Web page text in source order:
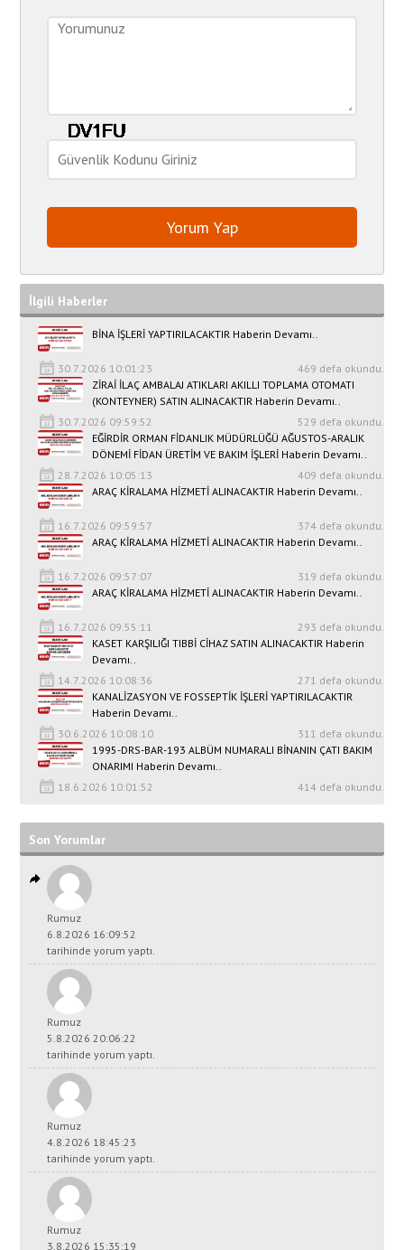
İlgili Haberler
BİNA İŞLERİ YAPTIRILACAKTIR Haberin Devamı..
30.7.2026 10:01:23
469 defa okundu.
ZİRAİ İLAÇ AMBALAJ ATIKLARI AKILLI TOPLAMA OTOMATI
(KONTEYNER) SATIN ALINACAKTIR Haberin Devamı..
30.7.2026 09:59:52
529 defa okundu.
EĞİRDİR ORMAN FİDANLIK MÜDÜRLÜĞÜ AĞUSTOS-ARALIK
DÖNEMİ FİDAN ÜRETİM VE BAKIM İŞLERİ Haberin Devamı..
28.7.2026 10:05:13
409 defa okundu.
ARAÇ KİRALAMA HİZMETİ ALINACAKTIR Haberin Devamı..
16.7.2026 09:59:57
374 defa okundu.
ARAÇ KİRALAMA HİZMETİ ALINACAKTIR Haberin Devamı..
16.7.2026 09:57:07
319 defa okundu.
ARAÇ KİRALAMA HİZMETİ ALINACAKTIR Haberin Devamı..
16.7.2026 09:55:11
293 defa okundu.
KASET KARŞILIĞI TIBBİ CİHAZ SATIN ALINACAKTIR Haberin
Devamı..
14.7.2026 10:08:36
271 defa okundu.
KANALİZASYON VE FOSSEPTİK İŞLERİ YAPTIRILACAKTIR
Haberin Devamı..
30.6.2026 10:08:10
311 defa okundu.
1995-DRS-BAR-193 ALBÜM NUMARALI BİNANIN ÇATI BAKIM
ONARIMI Haberin Devamı..
18.6.2026 10:01:52
414 defa okundu.
Son Yorumlar
Rumuz
6.8.2026 16:09:52
tarihinde yorum yaptı.
Rumuz
5.8.2026 20:06:22
tarihinde yorum yaptı.
Rumuz
4.8.2026 18:45:23
tarihinde yorum yaptı.
Rumuz
3.8.2026 15:35:19